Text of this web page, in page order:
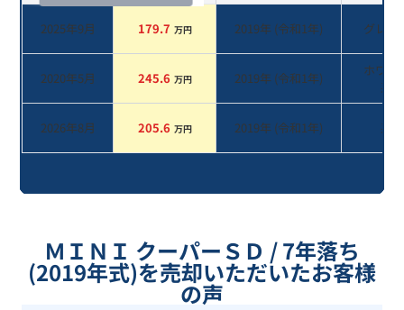
2025年9月 179.7 万円 2019年 (令和1年) グレー
2020年5月 245.6 万円 2019年 (令和1年)
ホワイ
系
2026年8月 205.6 万円 2019年 (令和1年) 系
ＭＩＮＩ クーパーＳＤ / 7年落ち
(2019年式)を売却いただいたお客様
の声